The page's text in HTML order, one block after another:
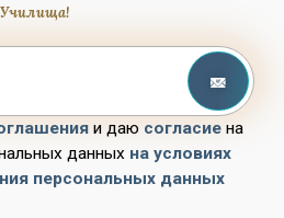
Училища!
и даю согласие на
данных на условиях
персональных данных